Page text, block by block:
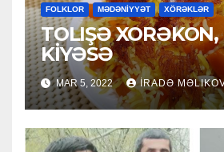
FOLKLOR MƏDƏNİYYƏT XÖRƏKLƏR
TOLIŞƏ
KİYƏSƏ
MAR 5, 2022 İRADƏ